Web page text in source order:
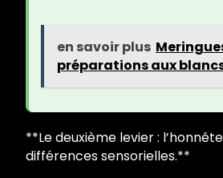
en savoir plus
préparations aux
**Le deuxième levier :
différences sensorielles.**